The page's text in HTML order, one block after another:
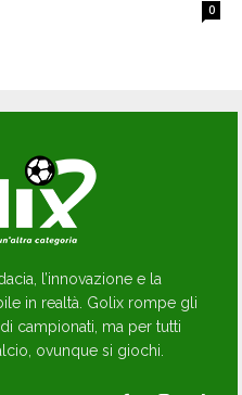
0
l’innovazione e la
in realtà. Golix rompe gli
campionati, ma per tutti
ovunque si giochi.